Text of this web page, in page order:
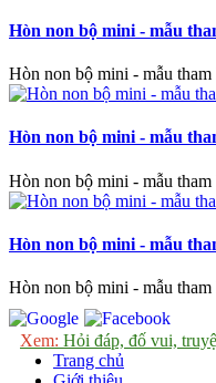
Hòn non bộ mini - mẫu
Hòn non bộ mini - mẫu tham
Hòn non bộ mini - mẫu
Hòn non bộ mini - mẫu tham
Hòn non bộ mini - mẫu
Hòn non bộ mini - mẫu tham
Xem: Hỏi đáp, đố vui,
Trang chủ